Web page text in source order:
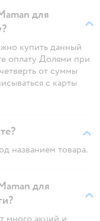
для
купить данный
оплату Долями при
от суммы
с карты
названием товара.
для
много акций и